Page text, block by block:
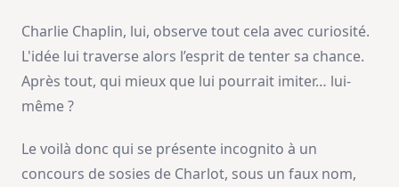
Charlie Chaplin, lui, observe tout cela avec curiosité.
L'idée lui traverse alors l’esprit de tenter sa chance.
Après tout, qui mieux que lui pourrait imiter… lui-
même ?
Le voilà donc qui se présente incognito à un
concours de sosies de Charlot, sous un faux nom,